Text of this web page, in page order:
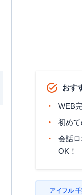
おす
WEB
初め
会話
OK！
アイフル